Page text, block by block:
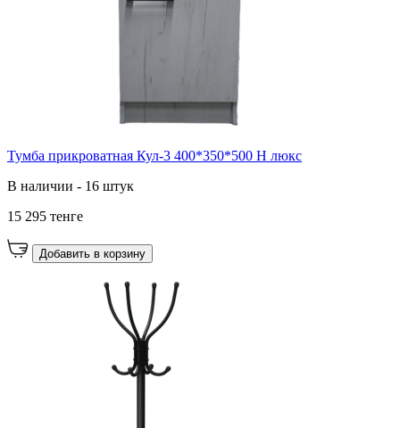
Тумба прикроватная Кул-3 400*350*500 Н люкс
В наличии - 16 штук
15 295 тенге
Добавить в корзину